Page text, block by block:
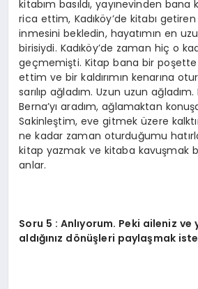
kitabım basıldı, yayınevinden bana
rica ettim, Kadıköy’de kitabı
inmesini bekledin, hayatımın en
birisiydi. Kadıköy’de zaman hiç o
geçmemişti. Kitap bana bir poşette
ettim ve bir kaldırımın kenarına
sarılıp ağladım. Uzun uzun
Berna’yı aradım, ağlamaktan
Sakinleştim, eve gitmek üzere
ne kadar zaman oturduğumu
kitap yazmak ve kitaba kavuşmak
anlar.
Soru 5 : Anlıyorum. Peki aileniz ve
aldığınız dönüşleri paylaşmak